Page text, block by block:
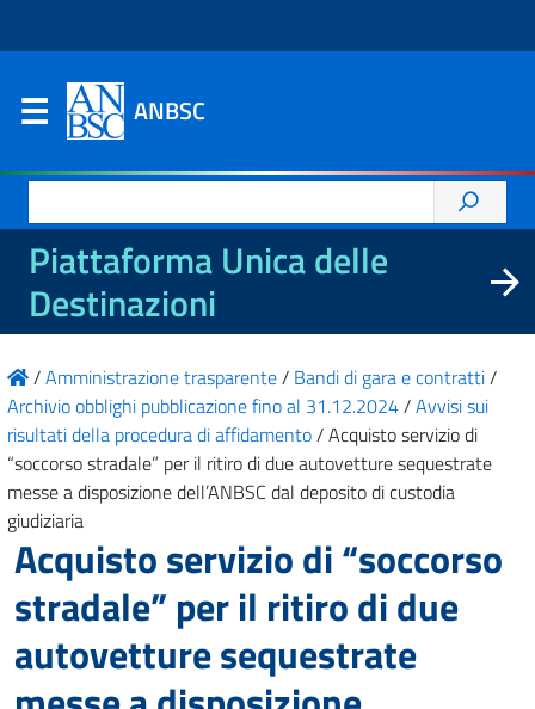
ANBSC
per:
Piattaforma Unica delle
Destinazioni
/Amministrazione trasparente/ Bandi di gara e contratti/
Archivio obblighi pubblicazione fino al 31.12.2024/Avvisi sui
risultati della procedura di affidamento/Acquisto servizio di
“soccorso stradale” per il ritiro di due autovetture sequestrate
messe a disposizione dell’ANBSC dal deposito di custodia
giudiziaria
Acquisto servizio di “soccorso
stradale” per il ritiro di due
autovetture sequestrate